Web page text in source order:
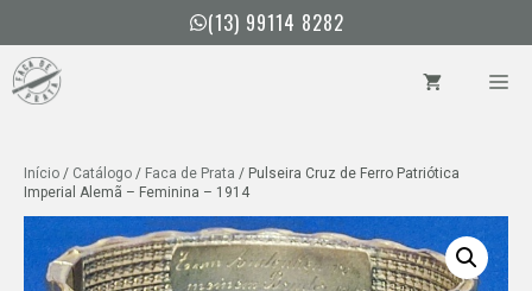
para
conteúdo
(13) 99114 8282
Início / Catálogo / Faca de Prata / Pulseira Cruz de Ferro Patriótica
Imperial Alemã – Feminina – 1914